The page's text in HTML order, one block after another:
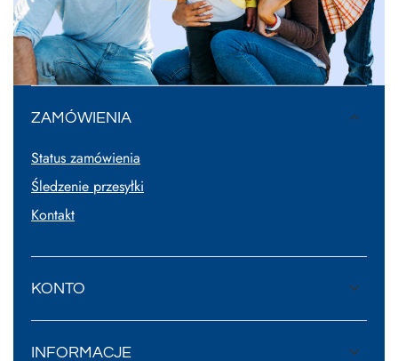
ZAMÓWIENIA
Status zamówienia
Śledzenie przesyłki
Kontakt
KONTO
INFORMACJE